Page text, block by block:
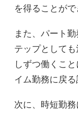
を得ることがで
また、パート
テップとして
しずつ働くこ
イム勤務に戻
次に、時短勤